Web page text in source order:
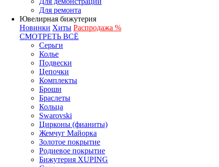
Для ремонта
Ювелирная бижутерия
Новинки Хиты Распродажа %
СМОТРЕТЬ ВСЁ
Серьги
Колье
Подвески
Цепочки
Комплекты
Броши
Браслеты
Кольца
Swarovski
Цирконы (фианиты)
Жемчуг Майорка
Золотое покрытие
Родиевое покрытие
Бижутерия XUPING